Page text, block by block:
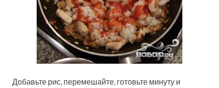
Добавьте рис, перемешайте, готовьте минуту и